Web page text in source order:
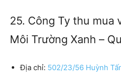
25. Công Ty thu mua
Môi Trường Xanh –
Địa chỉ: 502/23/56 Huỳnh